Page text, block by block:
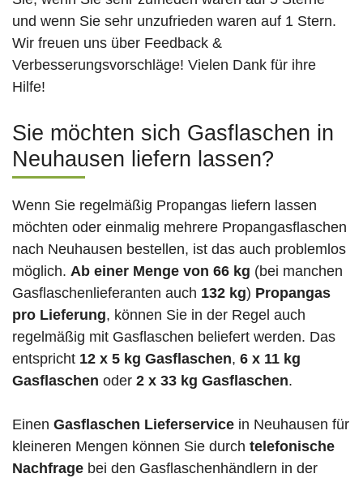
und wenn Sie sehr unzufrieden waren auf 1 Stern.
Wir freuen uns über Feedback &
Verbesserungsvorschläge! Vielen Dank für ihre
Hilfe!
Sie möchten sich Gasflaschen in
Neuhausen liefern lassen?
Wenn Sie regelmäßig Propangas liefern lassen
möchten oder einmalig mehrere Propangasflaschen
nach Neuhausen bestellen, ist das auch problemlos
möglich. Ab einer Menge von 66 kg (bei manchen
Gasflaschenlieferanten auch 132 kg) Propangas
pro Lieferung, können Sie in der Regel auch
regelmäßig mit Gasflaschen beliefert werden. Das
entspricht 12 x 5 kg Gasflaschen, 6 x 11 kg
Gasflaschen oder 2 x 33 kg Gasflaschen.
Einen Gasflaschen Lieferservice in Neuhausen für
kleineren Mengen können Sie durch telefonische
Nachfrage bei den Gasflaschenhändlern in der